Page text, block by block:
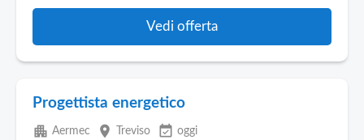
Vedi offerta
Progettista energetico
apartment Aermec place Treviso event_available oggi